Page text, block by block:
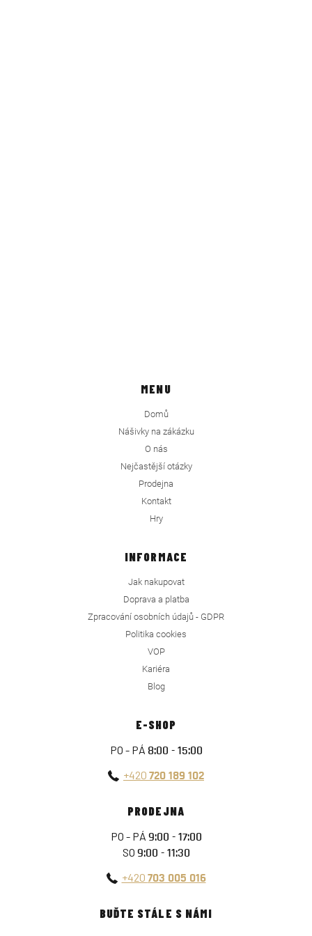
MENU
Domů
Nášivky na zákázku
O nás
Nejčastější otázky
Prodejna
Kontakt
Hry
INFORMACE
Jak nakupovat
Doprava a platba
Zpracování osobních údajů - GDPR
Politika cookies
VOP
Kariéra
Blog
E-SHOP
PO - PÁ 8:00 - 15:00
+420 720 189 102
PRODEJNA
PO - PÁ 9:00 - 17:00
SO 9:00 - 11:30
+420 703 005 016
BUĎTE STÁLE S NÁMI